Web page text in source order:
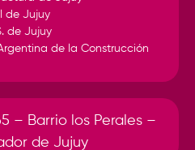
de Jujuy
de Jujuy
de la Construcción
– Barrio los Perales –
de Jujuy